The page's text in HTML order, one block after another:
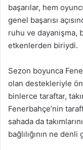
başarılar, hem
genel başarısı
ruhu ve dayanışma,
etkenlerden biriydi.
Sezon boyunca
olan destekleriyle
binlerce taraftar,
Fenerbahçe’nin
sahada da
bağlılığının ne